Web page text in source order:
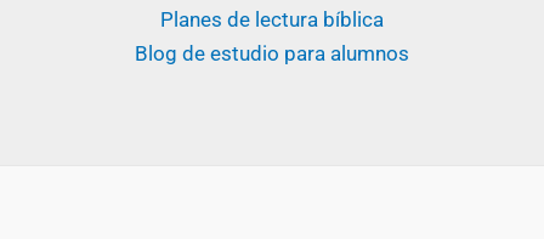
Planes de lectura bíblica
Blog de estudio para alumnos